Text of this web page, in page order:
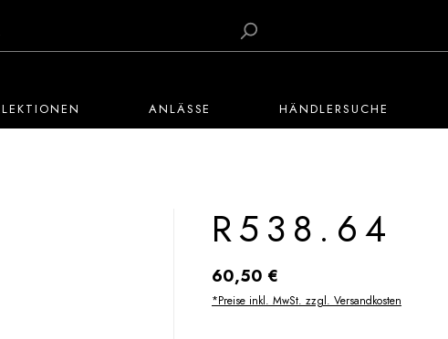
ANLÄSSE HÄNDLERSUCHE
R538.64
Regulärer Preis:
60,50 €
*Preise inkl. MwSt. zzgl. Versandkosten